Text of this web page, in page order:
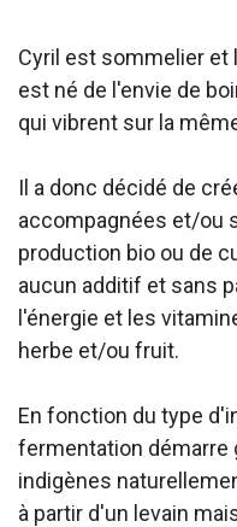
Cyril est sommelier et
est né de l'envie de
qui vibrent sur la
Il a donc décidé de
accompagnées et/ou
production bio ou de
aucun additif et sans
l'énergie et les
herbe et/ou fruit.
En fonction du type
fermentation démarre
indigènes
à partir d'un levain